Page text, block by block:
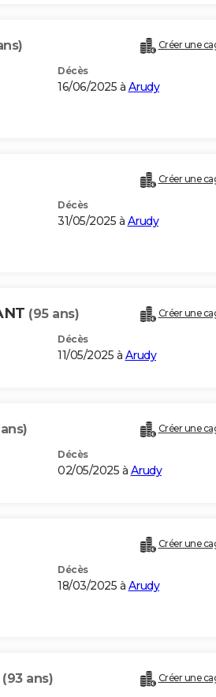
Créer une
Décès
16/06/2025 à Arudy
Créer une
Décès
31/05/2025 à Arudy
(95 ans) Créer une
Décès
11/05/2025 à Arudy
Créer une
Décès
02/05/2025 à Arudy
Créer une
Décès
18/03/2025 à Arudy
(93 ans) Créer une